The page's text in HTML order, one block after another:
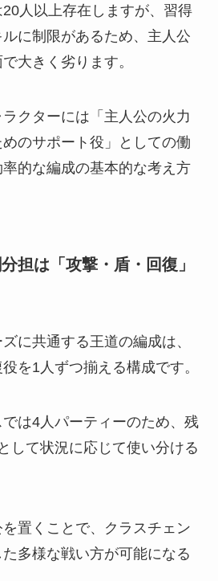
人以上存在しますが、習得
に制限があるため、主人公
大きく劣ります。
クターには「主人公の火力
のサポート役」としての働
的な編成の基本的な考え方
担は「攻撃・盾・回復」
に共通する王道の編成は、
を1人ずつ揃える構成です。
は4人パーティーのため、残
して状況に応じて使い分ける
置くことで、クラスチェン
多様な戦い方が可能になる